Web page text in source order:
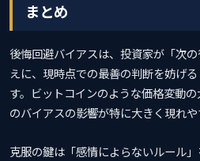
まとめ
後悔回避バイアスは、投資家が「次
えに、現時点での最善の判断を妨げ
す。ビットコインのような価格変動
のバイアスの影響が特に大きく現れや
克服の鍵は「感情によらないルール